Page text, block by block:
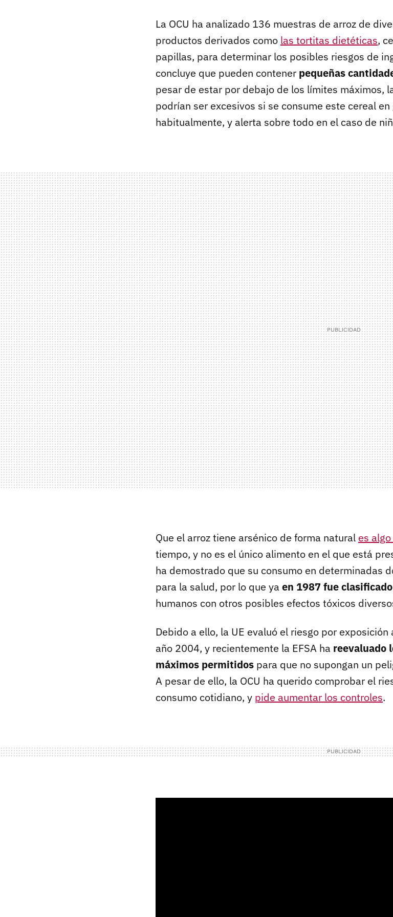
La OCU ha analizado 136 muestras de arroz de
productos derivados como las tortitas dietéticas,
papillas, para determinar los posibles riesgos de
concluye que pueden contener pequeñas
pesar de estar por debajo de los límites máximos,
podrían ser excesivos si se consume este cereal
habitualmente, y alerta sobre todo en el caso de
Que el arroz tiene arsénico de forma natural es
tiempo, y no es el único alimento en el que está
ha demostrado que su consumo en determinadas
para la salud, por lo que ya en 1987 fue
humanos con otros posibles efectos tóxicos
Debido a ello, la UE evaluó el riesgo por
año 2004, y recientemente la EFSA ha reevaluado
máximos permitidos para que no supongan un
A pesar de ello, la OCU ha querido comprobar el
consumo cotidiano, y pide aumentar los controles.